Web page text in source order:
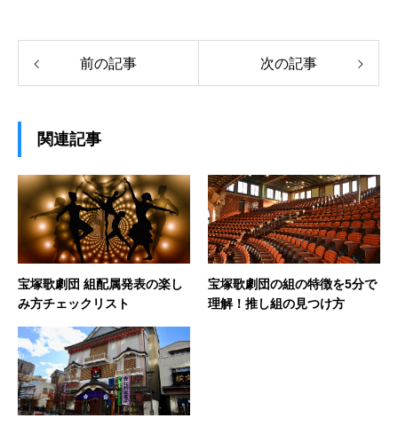
前の記事 次の記事
関連記事
宝塚歌劇団 組配属発表の楽し
み方チェックリスト
宝塚歌劇団の組の特徴を5分で
理解！推し組の見つけ方